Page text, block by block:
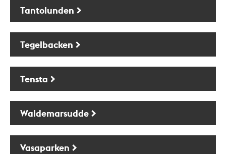
Tantolunden
Tegelbacken
Tensta
Waldemarsudde
Vasaparken